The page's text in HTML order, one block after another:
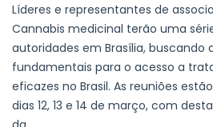
Líderes e representantes de
Cannabis medicinal terão uma
autoridades em Brasília, buscando
fundamentais para o acesso a
eficazes no Brasil. As reuniões
dias 12, 13 e 14 de março, com